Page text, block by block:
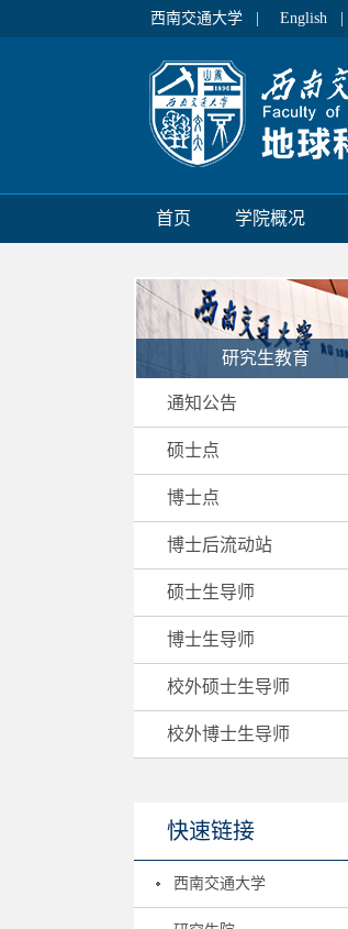
西南交通大学 | English |
首页 学院概况
研究生教育
通知公告
硕士点
博士点
博士后流动站
硕士生导师
博士生导师
校外硕士生导师
校外博士生导师
快速链接
西南交通大学